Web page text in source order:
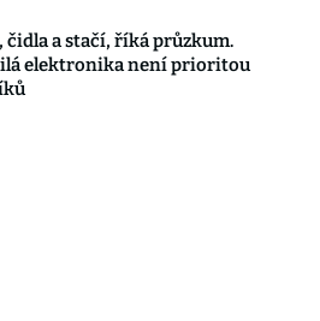
čidla a stačí, říká průzkum.
elektronika není prioritou